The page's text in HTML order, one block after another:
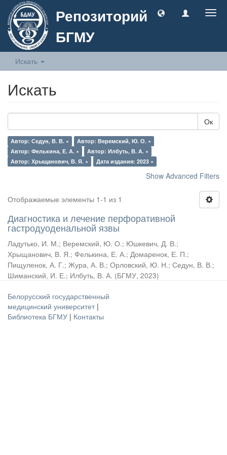
Репозиторий
БГМУ
Искать
Искать
Ок
Автор: Седун, В. В. ×
Автор: Веремский, Ю. О. ×
Автор: Фелькина, Е. А. ×
Автор: Илбуть, В. А. ×
Автор: Хрыщанович, В. Я. ×
Дата издания: 2023 ×
Show Advanced Filters
Отображаемые элементы 1-1 из 1
Диагностика и лечение перфоративной
гастродуоденальной язвы
Ладутько, И. М.; Веремский, Ю. О.; Юшкевич, Д. В.;
Хрыщанович, В. Я.; Фелькина, Е. А.; Домаренок, Е. П.;
Пищуленок, А. Г.; Жура, А. В.; Орловский, Ю. Н.; Седун, В. В.;
Шиманский, И. Е.; Илбуть, В. А. (БГМУ, 2023)
Белорусский государственный
медицинский университет |
Библиотека БГМУ | Контакты